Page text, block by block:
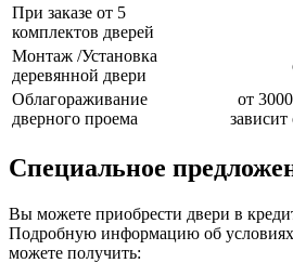
При заказе от 5
комплектов дверей
Монтаж /Установка
деревянной двери
Облагораживание
дверного проема
от
зависит
Специальное
Вы можете приобрести двери в
Подробную информацию об
можете получить: